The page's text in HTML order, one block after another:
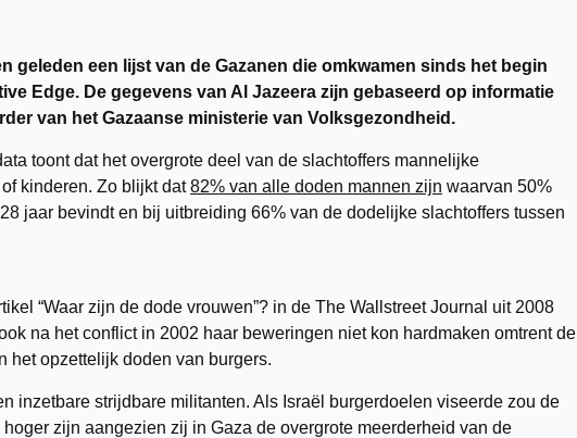
geleden een lijst van de Gazanen die omkwamen sinds het begin
Edge. De gegevens van Al Jazeera zijn gebaseerd op informatie
van het Gazaanse ministerie van Volksgezondheid.
toont dat het overgrote deel van de slachtoffers mannelijke
kinderen. Zo blijkt dat82% van alle doden mannen zijn waarvan 50%
jaar bevindt en bij uitbreiding 66% van de dodelijke slachtoffers tussen
“Waar zijn de dode vrouwen”? in de The Wallstreet Journal uit 2008
na het conflict in 2002 haar beweringen niet kon hardmaken omtrent de
het opzettelijk doden van burgers.
inzetbare strijdbare militanten. Als Israël burgerdoelen viseerde zou de
zijn aangezien zij in Gaza de overgrote meerderheid van de